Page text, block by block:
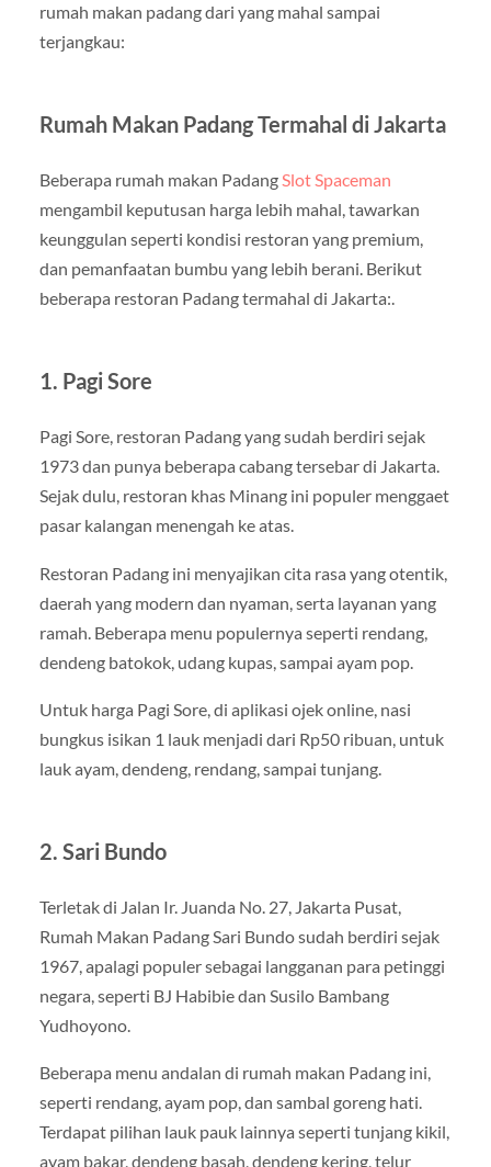
rumah makan padang dari yang mahal sampai
terjangkau:
Rumah Makan Padang Termahal di Jakarta
Beberapa rumah makan PadangSlot Spaceman
mengambil keputusan harga lebih mahal, tawarkan
keunggulan seperti kondisi restoran yang premium,
dan pemanfaatan bumbu yang lebih berani. Berikut
beberapa restoran Padang termahal di Jakarta:.
1. Pagi Sore
Pagi Sore, restoran Padang yang sudah berdiri sejak
1973 dan punya beberapa cabang tersebar di Jakarta.
Sejak dulu, restoran khas Minang ini populer menggaet
pasar kalangan menengah ke atas.
Restoran Padang ini menyajikan cita rasa yang otentik,
daerah yang modern dan nyaman, serta layanan yang
ramah. Beberapa menu populernya seperti rendang,
dendeng batokok, udang kupas, sampai ayam pop.
Untuk harga Pagi Sore, di aplikasi ojek online, nasi
bungkus isikan 1 lauk menjadi dari Rp50 ribuan, untuk
lauk ayam, dendeng, rendang, sampai tunjang.
2. Sari Bundo
Terletak di Jalan Ir. Juanda No. 27, Jakarta Pusat,
Rumah Makan Padang Sari Bundo sudah berdiri sejak
1967, apalagi populer sebagai langganan para petinggi
negara, seperti BJ Habibie dan Susilo Bambang
Yudhoyono.
Beberapa menu andalan di rumah makan Padang ini,
seperti rendang, ayam pop, dan sambal goreng hati.
Terdapat pilihan lauk pauk lainnya seperti tunjang kikil,
ayam bakar, dendeng basah, dendeng kering, telur